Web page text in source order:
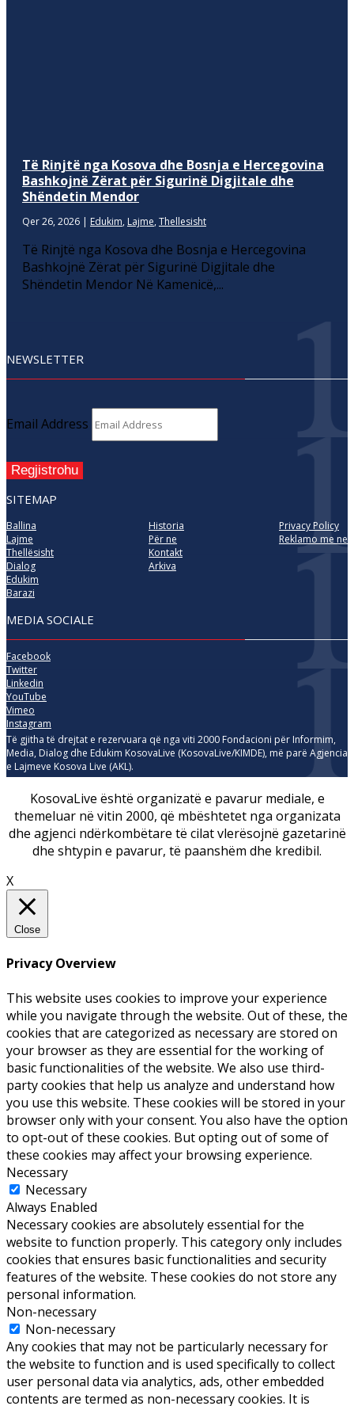
Të Rinjtë nga Kosova dhe Bosnja e Hercegovina
Bashkojnë Zërat për Sigurinë Digjitale dhe
Shëndetin Mendor
Qer 26, 2026 | Edukim, Lajme, Thellesisht
Të Rinjtë nga Kosova dhe Bosnja e Hercegovina
Bashkojnë Zërat për Sigurinë Digjitale dhe
Shëndetin Mendor Në Kamenicë,...
NEWSLETTER
Email Address
Regjistrohu
SITEMAP
Ballina
Lajme
Thellësisht
Dialog
Edukim
Barazi
Historia
Për ne
Kontakt
Arkiva
Privacy Policy
Reklamo me ne
MEDIA SOCIALE
Facebook
Twitter
Linkedin
YouTube
Vimeo
Instagram
Të gjitha të drejtat e rezervuara që nga viti 2000 Fondacioni për Informim,
Media, Dialog dhe Edukim KosovaLive (KosovaLive/KIMDE), më parë Agjencia
e Lajmeve Kosova Live (AKL).
KosovaLive është organizatë e pavarur mediale, e
themeluar në vitin 2000, që mbështetet nga organizata
dhe agjenci ndërkombëtare të cilat vlerësojnë gazetarinë
dhe shtypin e pavarur, të paanshëm dhe kredibil.
X
Close
Privacy Overview
This website uses cookies to improve your experience
while you navigate through the website. Out of these, the
cookies that are categorized as necessary are stored on
your browser as they are essential for the working of
basic functionalities of the website. We also use third-
party cookies that help us analyze and understand how
you use this website. These cookies will be stored in your
browser only with your consent. You also have the option
to opt-out of these cookies. But opting out of some of
these cookies may affect your browsing experience.
Necessary
Necessary
Always Enabled
Necessary cookies are absolutely essential for the
website to function properly. This category only includes
cookies that ensures basic functionalities and security
features of the website. These cookies do not store any
personal information.
Non-necessary
Non-necessary
Any cookies that may not be particularly necessary for
the website to function and is used specifically to collect
user personal data via analytics, ads, other embedded
contents are termed as non-necessary cookies. It is